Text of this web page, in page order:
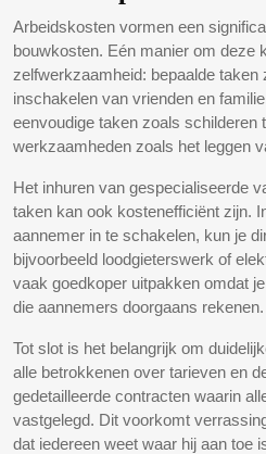
Arbeidskosten vormen een
bouwkosten. Eén manier om deze
zelfwerkzaamheid: bepaalde taken
inschakelen van vrienden en
eenvoudige taken zoals schilderen
werkzaamheden zoals het leggen
Het inhuren van gespecialiseerde
taken kan ook kostenefficiënt zijn.
aannemer in te schakelen, kun je
bijvoorbeeld loodgieterswerk of
vaak goedkoper uitpakken omdat
die aannemers doorgaans rekenen.
Tot slot is het belangrijk om
alle betrokkenen over tarieven en
gedetailleerde contracten waarin
vastgelegd. Dit voorkomt
dat iedereen weet waar hij aan toe